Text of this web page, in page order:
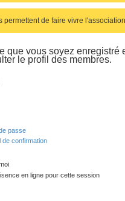
r
c
h
permettent de faire vivre l'association
que vous soyez enregistré
le profil des membres.
passe
de confirmation
en ligne pour cette session